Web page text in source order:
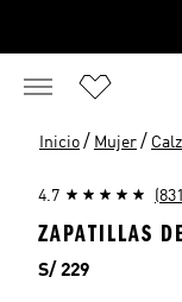
Inicio / Mujer /
4.7
ZAPATILLAS
Precio
S/ 229